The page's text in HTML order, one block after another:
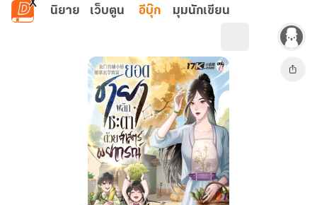
ข้ามไปยังเนื้อหาหลัก
นิยาย เว็บตูน อีบุ๊ก มุมนักเขียน